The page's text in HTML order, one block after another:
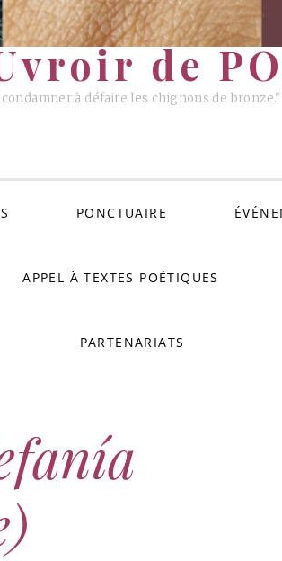
de
à défaire les chignons de
PONCTUAIRE
APPEL À TEXTES POÉTIQUES
PARTENARIATS